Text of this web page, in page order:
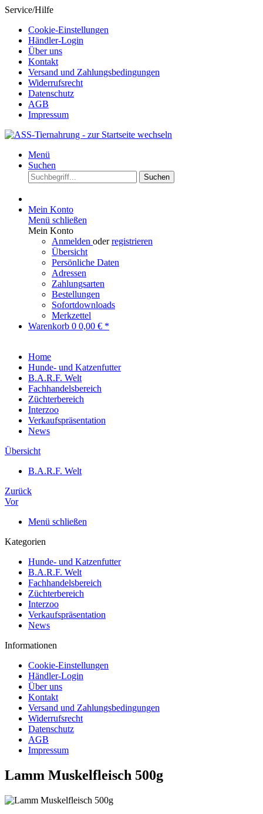
Service/Hilfe
Cookie-Einstellungen
Händler-Login
Über uns
Kontakt
Versand und Zahlungsbedingungen
Widerrufsrecht
Datenschutz
AGB
Impressum
Menü
Suchen
Suchen
Mein Konto
Menü schließen
Mein Konto
Anmelden oderregistrieren
Übersicht
Persönliche Daten
Adressen
Zahlungsarten
Bestellungen
Sofortdownloads
Merkzettel
Warenkorb 0 0,00 € *
Home
Hunde- und Katzenfutter
B.A.R.F. Welt
Fachhandelsbereich
Züchterbereich
Interzoo
Verkaufspräsentation
News
Übersicht
B.A.R.F. Welt
Zurück
Vor
Menü schließen
Kategorien
Hunde- und Katzenfutter
B.A.R.F. Welt
Fachhandelsbereich
Züchterbereich
Interzoo
Verkaufspräsentation
News
Informationen
Cookie-Einstellungen
Händler-Login
Über uns
Kontakt
Versand und Zahlungsbedingungen
Widerrufsrecht
Datenschutz
AGB
Impressum
Lamm Muskelfleisch 500g